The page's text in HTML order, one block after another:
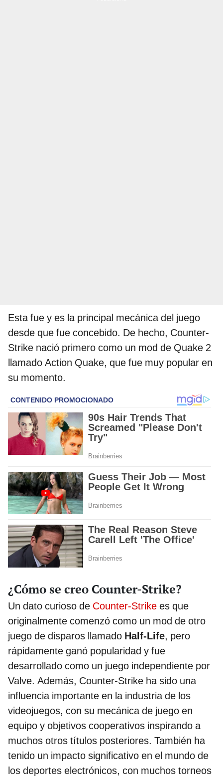
Esta fue y es la principal mecánica del juego
desde que fue concebido. De hecho, Counter-
Strike nació primero como un mod de Quake 2
llamado Action Quake, que fue muy popular en
su momento.
¿Cómo se creo Counter-Strike?
Un dato curioso de Counter-Strike es que
originalmente comenzó como un mod de otro
juego de disparos llamado Half-Life, pero
rápidamente ganó popularidad y fue
desarrollado como un juego independiente por
Valve. Además, Counter-Strike ha sido una
influencia importante en la industria de los
videojuegos, con su mecánica de juego en
equipo y objetivos cooperativos inspirando a
muchos otros títulos posteriores. También ha
tenido un impacto significativo en el mundo de
los deportes electrónicos, con muchos torneos